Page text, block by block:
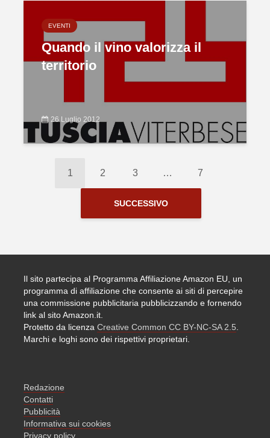
EVENTI
Quando il vino valorizza il
territorio
26 Luglio 2012
1 2 3 … 7
SUCCESSIVO
Il sito partecipa al Programma Affiliazione Amazon EU, un
programma di affiliazione che consente ai siti di percepire
una commissione pubblicitaria pubblicizzando e fornendo
link al sito Amazon.it.
Protetto da licenza Creative Common CC BY-NC-SA 2.5.
Marchi e loghi sono dei rispettivi proprietari.
Redazione
Contatti
Pubblicità
Informativa sui cookies
Privacy policy